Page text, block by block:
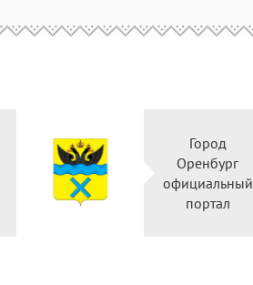
Город
Оренбург
официальный
портал